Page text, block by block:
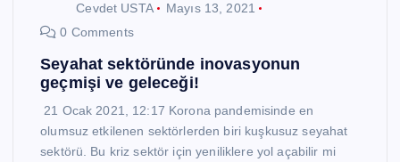
Cevdet USTA
Mayıs 13, 2021
0 Comments
Seyahat sektöründe inovasyonun
geçmişi ve geleceği!
21 Ocak 2021, 12:17 Korona pandemisinde en
olumsuz etkilenen sektörlerden biri kuşkusuz seyahat
sektörü. Bu kriz sektör için yeniliklere yol açabilir mi